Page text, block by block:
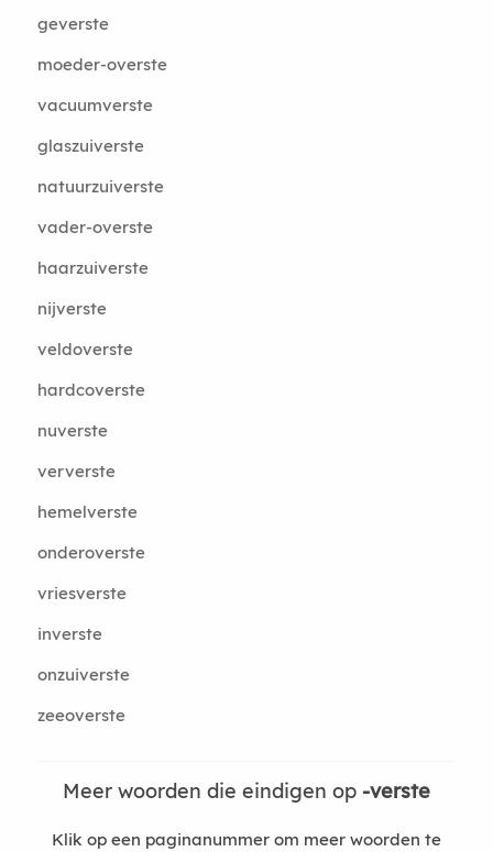
geverste
moeder-overste
vacuumverste
glaszuiverste
natuurzuiverste
vader-overste
haarzuiverste
nijverste
veldoverste
hardcoverste
nuverste
ververste
hemelverste
onderoverste
vriesverste
inverste
onzuiverste
zeeoverste
Meer woorden die eindigen op -verste
Klik op een paginanummer om meer woorden te